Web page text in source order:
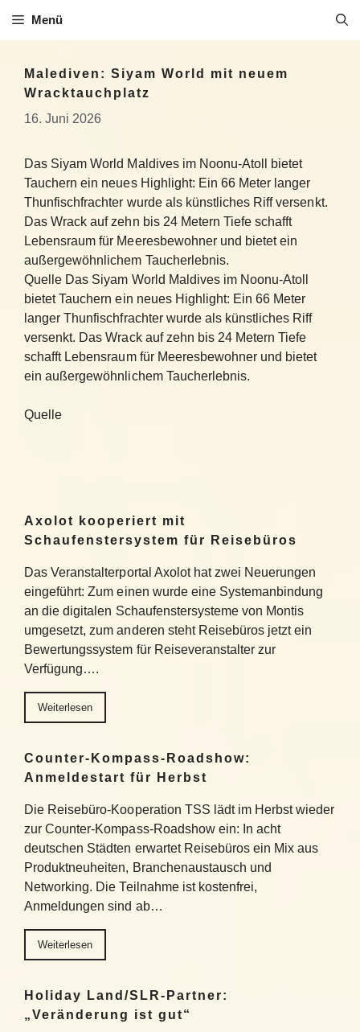
Inhalt
Menü
Malediven: Siyam World mit neuem
Wracktauchplatz
16. Juni 2026
Das Siyam World Maldives im Noonu-Atoll bietet
Tauchern ein neues Highlight: Ein 66 Meter langer
Thunfischfrachter wurde als künstliches Riff versenkt.
Das Wrack auf zehn bis 24 Metern Tiefe schafft
Lebensraum für Meeresbewohner und bietet ein
außergewöhnlichem Taucherlebnis.
Quelle Das Siyam World Maldives im Noonu-Atoll
bietet Tauchern ein neues Highlight: Ein 66 Meter
langer Thunfischfrachter wurde als künstliches Riff
versenkt. Das Wrack auf zehn bis 24 Metern Tiefe
schafft Lebensraum für Meeresbewohner und bietet
ein außergewöhnlichem Taucherlebnis.
Quelle
Axolot kooperiert mit
Schaufenstersystem für Reisebüros
Das Veranstalterportal Axolot hat zwei Neuerungen
eingeführt: Zum einen wurde eine Systemanbindung
an die digitalen Schaufenstersysteme von Montis
umgesetzt, zum anderen steht Reisebüros jetzt ein
Bewertungssystem für Reiseveranstalter zur
Verfügung….
Weiterlesen
Counter-Kompass-Roadshow:
Anmeldestart für Herbst
Die Reisebüro-Kooperation TSS lädt im Herbst wieder
zur Counter-Kompass-Roadshow ein: In acht
deutschen Städten erwartet Reisebüros ein Mix aus
Produktneuheiten, Branchenaustausch und
Networking. Die Teilnahme ist kostenfrei,
Anmeldungen sind ab…
Weiterlesen
Holiday Land/SLR-Partner:
„Veränderung ist gut“